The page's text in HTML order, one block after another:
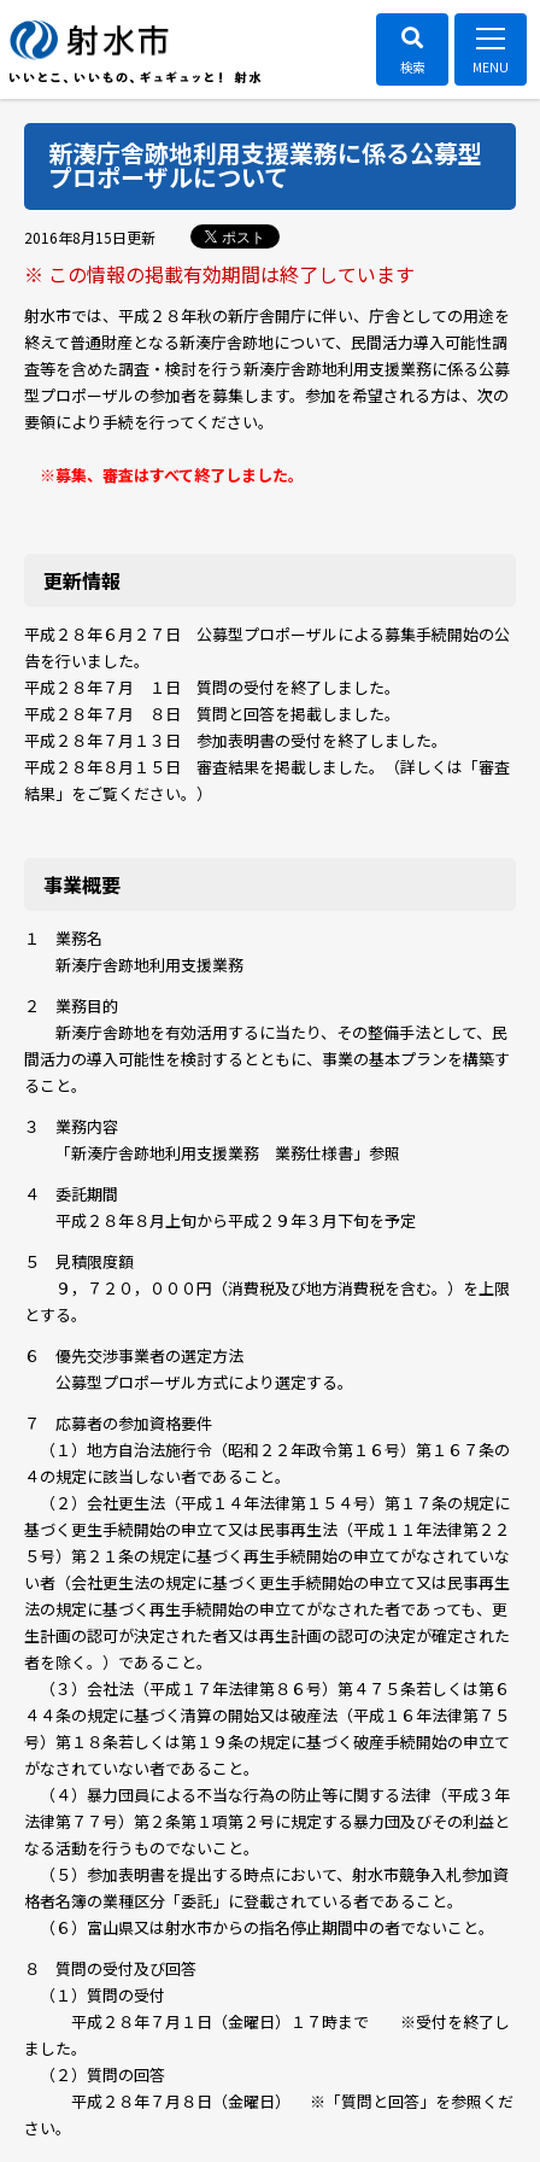
新湊庁舎跡地利用支援業務に係る公募型
プロポーザルについて
2016年8月15日更新 ポスト
※ この情報の掲載有効期間は終了しています
射水市では、平成２８年秋の新庁舎開庁に伴い、庁舎としての用途を
終えて普通財産となる新湊庁舎跡地について、民間活力導入可能性調
査等を含めた調査・検討を行う新湊庁舎跡地利用支援業務に係る公募
型プロポーザルの参加者を募集します。参加を希望される方は、次の
要領により手続を行ってください。
※募集、審査はすべて終了しました。
更新情報
平成２８年６月２７日 公募型プロポーザルによる募集手続開始の公
告を行いました。
平成２８年７月 １日 質問の受付を終了しました。
平成２８年７月 ８日 質問と回答を掲載しました。
平成２８年７月１３日 参加表明書の受付を終了しました。
平成２８年８月１５日 審査結果を掲載しました。（詳しくは「審査
結果」をご覧ください。）
事業概要
１ 業務名
新湊庁舎跡地利用支援業務
２ 業務目的
新湊庁舎跡地を有効活用するに当たり、その整備手法として、民
間活力の導入可能性を検討するとともに、事業の基本プランを構築す
ること。
３ 業務内容
「新湊庁舎跡地利用支援業務 業務仕様書」参照
４ 委託期間
平成２８年８月上旬から平成２９年３月下旬を予定
５ 見積限度額
９，７２０，０００円（消費税及び地方消費税を含む。）を上限
とする。
６ 優先交渉事業者の選定方法
公募型プロポーザル方式により選定する。
７ 応募者の参加資格要件
（１）地方自治法施行令（昭和２２年政令第１６号）第１６７条の
４の規定に該当しない者であること。
（２）会社更生法（平成１４年法律第１５４号）第１７条の規定に
基づく更生手続開始の申立て又は民事再生法（平成１１年法律第２２
５号）第２１条の規定に基づく再生手続開始の申立てがなされていな
い者（会社更生法の規定に基づく更生手続開始の申立て又は民事再生
法の規定に基づく再生手続開始の申立てがなされた者であっても、更
生計画の認可が決定された者又は再生計画の認可の決定が確定された
者を除く。）であること。
（３）会社法（平成１７年法律第８６号）第４７５条若しくは第６
４４条の規定に基づく清算の開始又は破産法（平成１６年法律第７５
号）第１８条若しくは第１９条の規定に基づく破産手続開始の申立て
がなされていない者であること。
（４）暴力団員による不当な行為の防止等に関する法律（平成３年
法律第７７号）第２条第１項第２号に規定する暴力団及びその利益と
なる活動を行うものでないこと。
（５）参加表明書を提出する時点において、射水市競争入札参加資
格者名簿の業種区分「委託」に登載されている者であること。
（６）富山県又は射水市からの指名停止期間中の者でないこと。
８ 質問の受付及び回答
（１）質問の受付
平成２８年７月１日（金曜日）１７時まで ※受付を終了し
ました。
（２）質問の回答
平成２８年７月８日（金曜日） ※「質問と回答」を参照くだ
さい。